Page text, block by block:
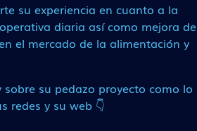
su experiencia en cuanto a la
diaria así como mejora de
el mercado de la alimentación y
su pedazo proyecto como lo
redes y su web 👇